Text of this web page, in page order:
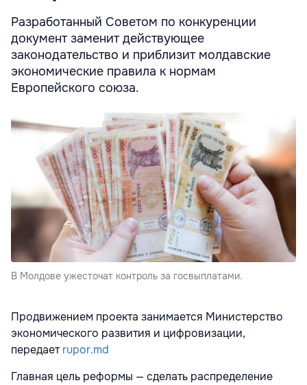
Разработанный Советом по конкуренции
документ заменит действующее
законодательство и приблизит молдавские
экономические правила к нормам
Европейского союза.
В Молдове ужесточат контроль за госвыплатами.
Продвижением проекта занимается Министерство
экономического развития и цифровизации,
передаетrupor.md
Главная цель реформы — сделать распределение